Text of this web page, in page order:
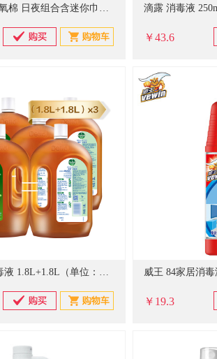
(20882384)淘淘氧棉 日夜组合含迷你巾护垫 13包133片 卫生巾(单位：组) 滴露 消毒液
￥43.6
滴露 X系列 消毒液 1.8L+1.8L（单位：箱）
￥19.3